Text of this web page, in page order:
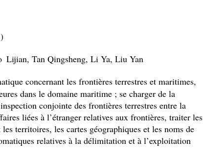
Lijian, Tan Qingsheng, Li Ya, Liu Yan
concernant les frontières terrestres et maritimes,
dans le domaine maritime ; se charger de la
conjointe des frontières terrestres entre la
liées à l’étranger relatives aux frontières, traiter les
territoires, les cartes géographiques et les noms de
relatives à la délimitation et à l’exploitation